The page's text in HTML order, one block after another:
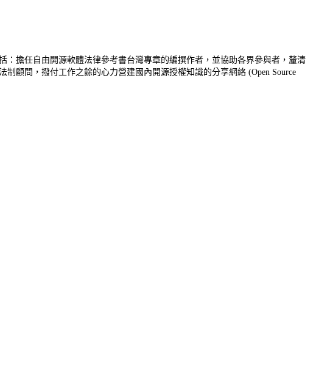
擔任自由開源軟體法律參考書台灣專章的編撰作者，並協助各界參與者，釐清
顧問，撥付工作之餘的心力營建國內開源授權知識的分享網絡 (Open Source